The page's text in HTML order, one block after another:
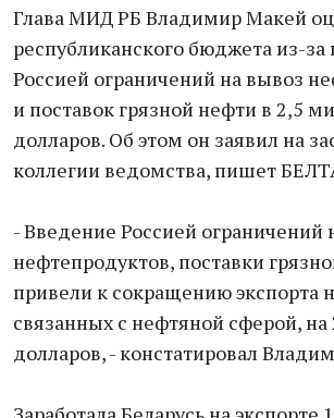
Глава МИД РБ Владимир Макей
республиканского бюджета из-за
Россией ограничений на вывоз
и поставок грязной нефти в 2,5
долларов. Об этом он заявил на
коллегии ведомства, пишет
- Введение Россией ограничений
нефтепродуктов, поставки
привели к сокращению экспорта
связанных с нефтяной сферой,
долларов, - констатировал